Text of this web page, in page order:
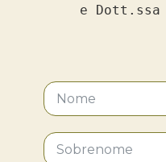
e Dott.ssa